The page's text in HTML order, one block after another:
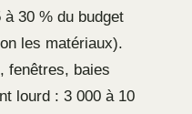
à 30 % du budget
les matériaux).
fenêtres, baies
lourd : 3 000 à 10